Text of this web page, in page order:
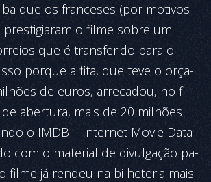
que os franceses (por motivos
prestigiaram o filme so­bre um
que é transferido para o
porque a fita, que teve o or­ça­
de euros, arrecadou, no fi­
abertura, mais de 20 milhões
o IMDB – In­ter­net Movie Data­
com o material de divulgação pa­
filme já rendeu na bi­lheteria mais